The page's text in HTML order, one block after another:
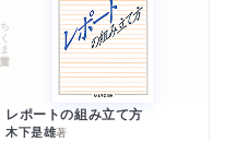
ちくま学芸文庫
レポートの組み立て方
木下是雄著